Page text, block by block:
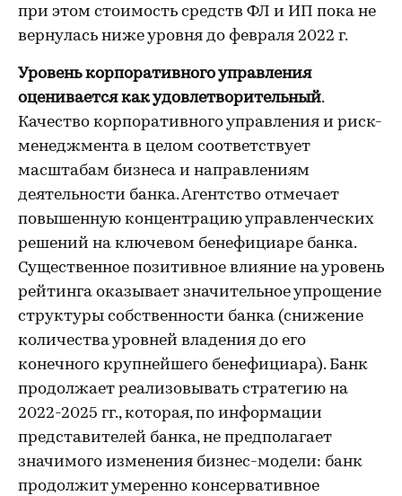
при этом стоимость средств ФЛ и ИП пока не
вернулась ниже уровня до февраля 2022 г.
Уровень корпоративного управления
оценивается как удовлетворительный.
Качество корпоративного управления и риск-
менеджмента в целом соответствует
масштабам бизнеса и направлениям
деятельности банка. Агентство отмечает
повышенную концентрацию управленческих
решений на ключевом бенефициаре банка.
Существенное позитивное влияние на уровень
рейтинга оказывает значительное упрощение
структуры собственности банка (снижение
количества уровней владения до его
конечного крупнейшего бенефициара). Банк
продолжает реализовывать стратегию на
2022-2025 гг., которая, по информации
представителей банка, не предполагает
значимого изменения бизнес-модели: банк
продолжит умеренно консервативное